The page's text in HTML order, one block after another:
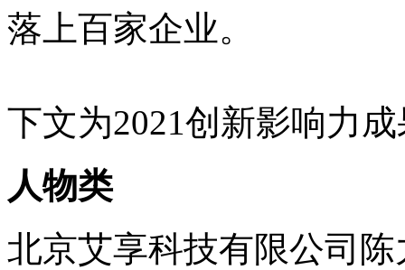
落上百家企业。
下文为2021创新影响力
人物类
北京艾享科技有限公司